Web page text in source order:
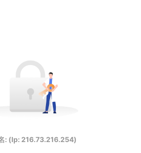
: (Ip: 216.73.216.254)